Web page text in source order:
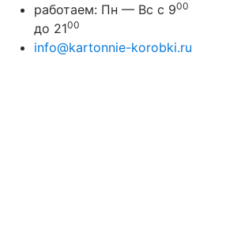
работаем: Пн — Вс с 900
до 2100
info@kartonnie-korobki.ru